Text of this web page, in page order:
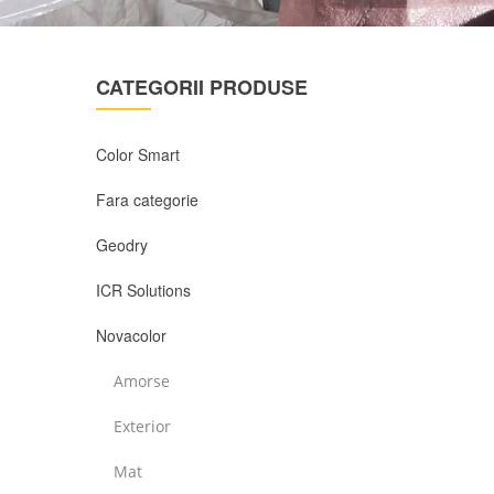
CATEGORII PRODUSE
Color Smart
Fara categorie
Geodry
ICR Solutions
Novacolor
Amorse
Exterior
Mat